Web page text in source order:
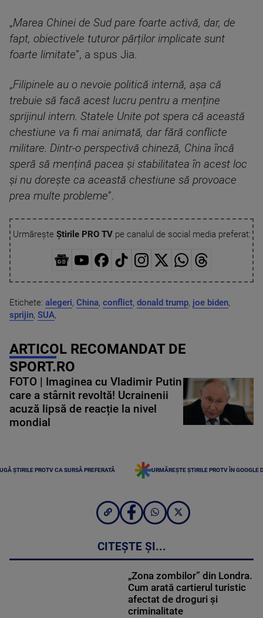
„Marea Chinei de Sud pare foarte activă, dar, de
fapt, obiectivele tuturor părților implicate sunt
foarte limitate”, a spus Jia.
„Filipinele au o nevoie politică internă, așa că
trebuie să facă acest lucru pentru a menține
sprijinul intern. Statele Unite pot spera că această
chestiune va fi mai animată, dar fără conflicte
militare. Dintr-o perspectivă chineză, China încă
speră să mențină pacea și stabilitatea în acest loc
și nu dorește ca această chestiune să provoace
prea multe probleme”.
Urmărește Știrile PRO TVpe canalul de social media preferat:
Etichete: alegeri, China, conflict, donald trump, joe biden,
sprijin, SUA,
ARTICOL RECOMANDAT DE
SPORT.RO
FOTO | Imaginea cu Vladimir Putin
care a stârnit revoltă! Ucrainenii
acuză lipsă de reacție la nivel
mondial
ȘTIRILE PROTV CA SURSĂ PREFERATĂ URMĂREȘTE ȘTIRILE PROTV ÎN GOOGLE
CITEȘTE ȘI...
„Zona zombilor” din Londra.
Cum arată cartierul turistic
afectat de droguri și
criminalitate